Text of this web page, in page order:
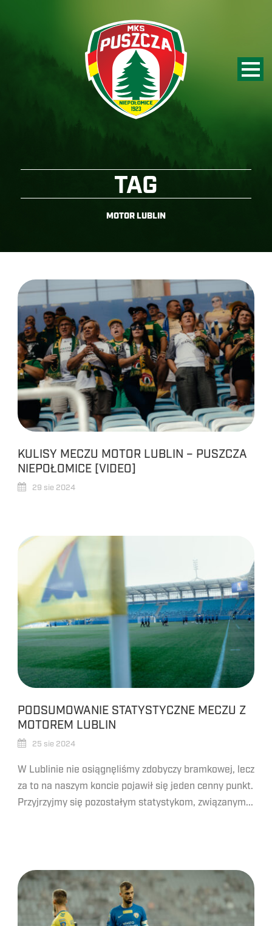
TAG
MOTOR LUBLIN
KULISY MECZU MOTOR LUBLIN – PUSZCZA
NIEPOŁOMICE [VIDEO]
29 sie 2024
PODSUMOWANIE STATYSTYCZNE MECZU Z
MOTOREM LUBLIN
25 sie 2024
W Lublinie nie osiągnęliśmy zdobyczy bramkowej, lecz
za to na naszym koncie pojawił się jeden cenny punkt.
Przyjrzyjmy się pozostałym statystykom, związanym...